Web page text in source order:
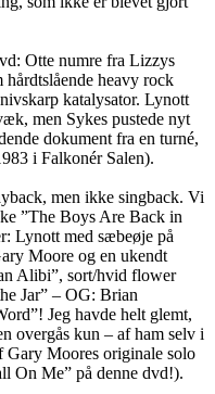
Otte numre fra Lizzys
hårdtslående heavy rock
katalysator. Lynott
men Sykes pustede nyt
dokument fra en turné,
i Falkonér Salen).
men ikke singback. Vi
”The Boys Are Back in
Lynott med sæbeøje på
Moore og en ukendt
Alibi”, sort/hvid flower
Jar” – OG: Brian
Jeg havde helt glemt,
overgås kun – af ham selv i
Moores originale solo
On Me” på denne dvd!).